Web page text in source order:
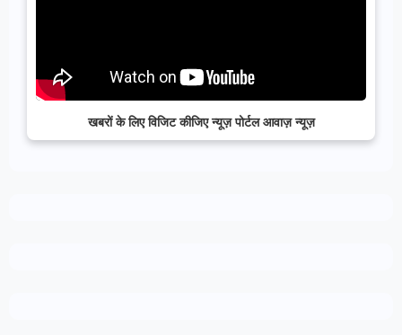
खबरों के लिए विजिट कीजिए न्यूज़ पोर्टल आवाज़ न्यूज़